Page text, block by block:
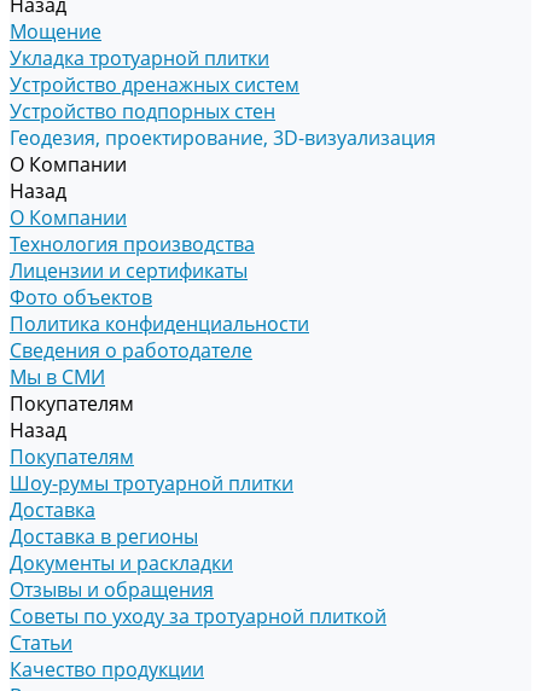
Мощение
Укладка тротуарной плитки
Устройство дренажных систем
Устройство подпорных стен
Геодезия, проектирование, 3D-визуализация
О Компании
Назад
О Компании
Технология производства
Лицензии и сертификаты
Фото объектов
Политика конфиденциальности
Сведения о работодателе
Мы в СМИ
Покупателям
Назад
Покупателям
Шоу-румы тротуарной плитки
Доставка
Доставка в регионы
Документы и раскладки
Отзывы и обращения
Советы по уходу за тротуарной плиткой
Статьи
Качество продукции